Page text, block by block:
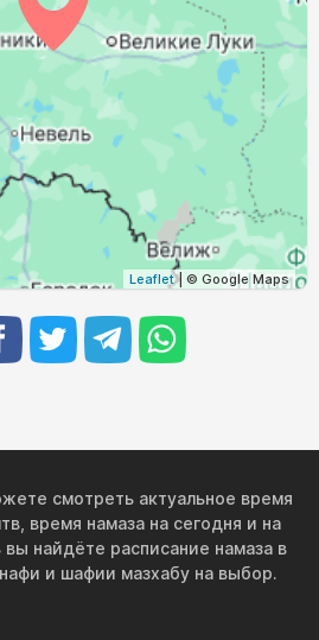
13:00 16:46 20:00 22:00
16:44 19:58 21:56
Leaflet| © Google Maps
смотреть актуальное время
время намаза на сегодня и на
найдёте расписание намаза в
и шафии мазхабу на выбор.